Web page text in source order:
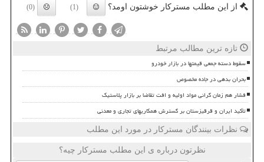
از این مطلب مسترکار خوشتون اومد؟ (1)
(0)
تازه ترین مطالب مرتبط
سقوط دسته جمعی قیمتها در بازار خودرو
بحران بدهی در جاده مخصوص
فشار هم زمان گرانی مواد اولیه و افت تقاضا بر بازار پلاستیک
تأکید ایران و قرقیزستان بر گسترش همکاریهای تجاری و معدنی
نظرات بینندگان مسترکار در مورد این مطلب
نظرتون درباره ی این مطلب مسترکار چیه؟